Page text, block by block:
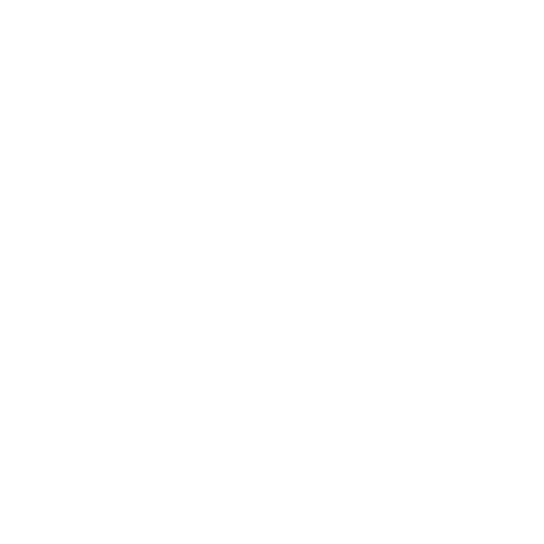
です。
ありません。
です。
ず変更すること